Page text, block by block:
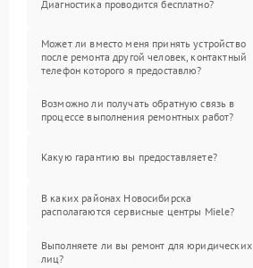
Диагностика проводится бесплатно?
Может ли вместо меня принять устройство
после ремонта другой человек, контактный
телефон которого я предоставлю?
Возможно ли получать обратную связь в
процессе выполнения ремонтных работ?
Какую гарантию вы предоставляете?
В каких районах Новосибирска
располагаются сервисные центры Miele?
Выполняете ли вы ремонт для юридических
лиц?